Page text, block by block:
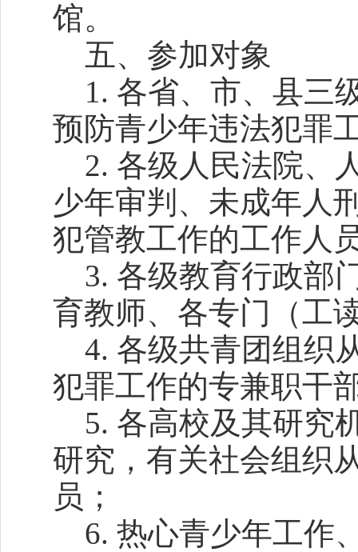
馆。
五、参加对象
1. 各省、市、县三
预防青少年违法犯罪
2. 各级人民法院、
少年审判、未成年人
犯管教工作的工作人
3. 各级教育行政部
育教师、各专门（工
4. 各级共青团组织
犯罪工作的专兼职干
5. 各高校及其研究
研究，有关社会组织
员；
6. 热心青少年工作